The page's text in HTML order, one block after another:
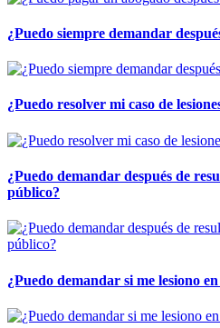
¿Puedo siempre demandar
¿Puedo resolver mi caso de
¿Puedo demandar después de
público?
¿Puedo demandar si me lesiono